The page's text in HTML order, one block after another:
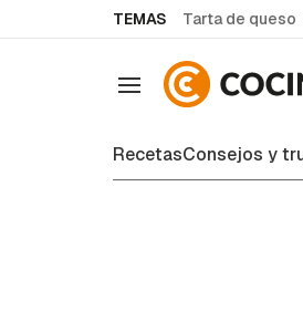
TEMAS Tarta de queso
Navegación
RecetasConsejos y